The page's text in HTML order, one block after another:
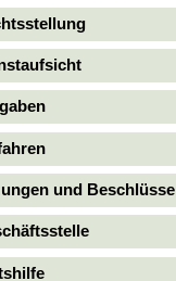
und Beschlüsse